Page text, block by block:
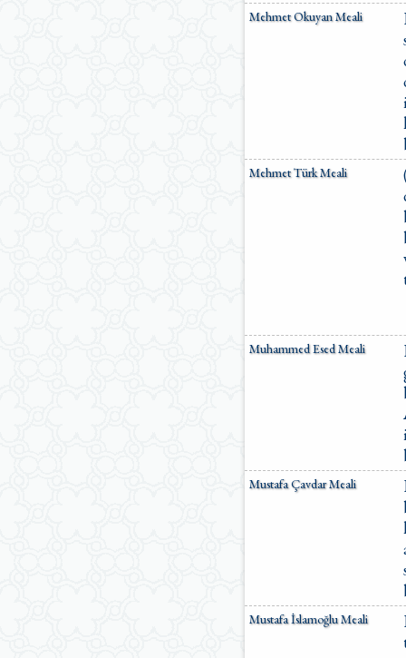
Mehmet Okuyan Meali
Mehmet Türk Meali
Muhammed Esed Meali
Mustafa Çavdar Meali
Mustafa İslamoğlu Meali